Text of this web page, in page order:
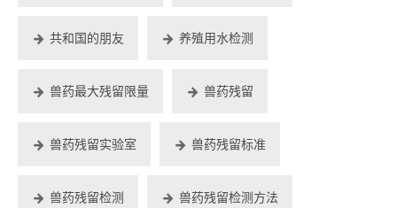
共和国的朋友 养殖用水检测
兽药最大残留限量 兽药残留
兽药残留实验室 兽药残留标准
兽药残留检测 兽药残留检测方法